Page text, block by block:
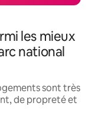
les mieux
national
sont très
de propreté et